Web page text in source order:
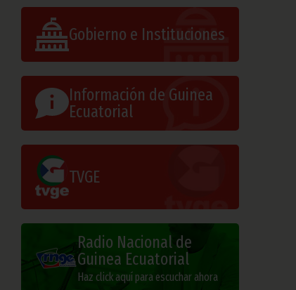
Gobierno e Instituciones
Información de Guinea
Ecuatorial
TVGE
Radio Nacional de
Guinea Ecuatorial
Haz click aquí para escuchar ahora